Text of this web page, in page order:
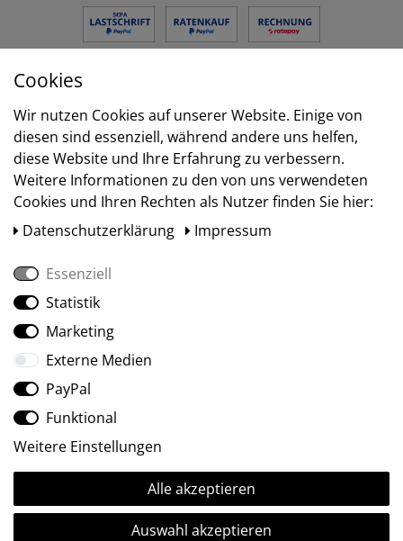
Versand
Social Media
Ⓒ2009-2026 ARTland GmbH • Alle Rechte vorbehalten.
Cookies
Wir nutzen Cookies auf unserer Website. Einige von
diesen sind essenziell, während andere uns helfen,
diese Website und Ihre Erfahrung zu verbessern.
Weitere Informationen zu den von uns verwendeten
Cookies und Ihren Rechten als Nutzer finden Sie hier:
Daten­schutz­erklärung
Impressum
Essenziell
Statistik
Marketing
Externe Medien
PayPal
Funktional
Weitere Einstellungen
Alle akzeptieren
Auswahl akzeptieren